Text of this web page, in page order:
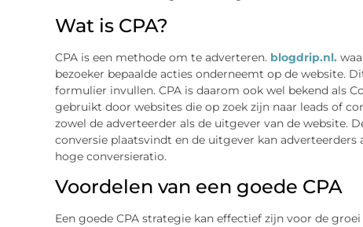
Wat is CPA?
CPA is een methode om te adverteren. blogdrip.nl.
bezoeker bepaalde acties onderneemt op de website.
formulier invullen. CPA is daarom ook wel bekend als
gebruikt door websites die op zoek zijn naar leads of
zowel de adverteerder als de uitgever van de website.
conversie plaatsvindt en de uitgever kan
hoge conversieratio.
Voordelen van een goede CPA
Een goede CPA strategie kan effectief zijn voor de